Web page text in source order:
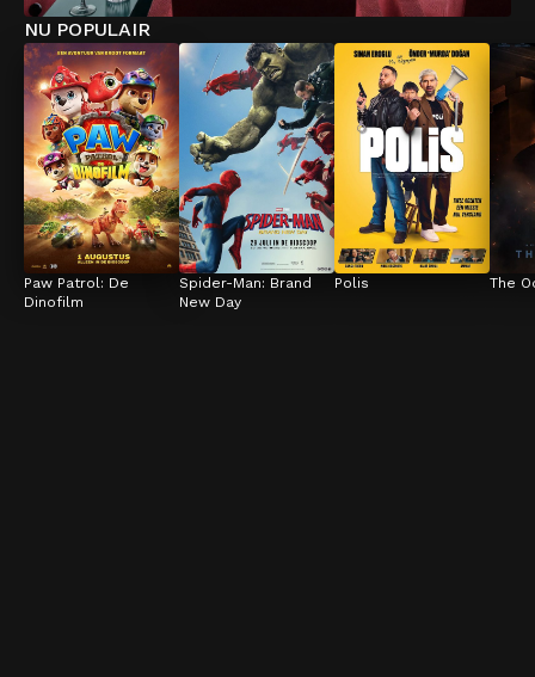
NU POPULAIR
Paw Patrol: De
Dinofilm
Spider-Man: Brand
New Day
Polis The